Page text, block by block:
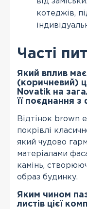
котеджів,
Часті
Який вплив
(коричневий)
Novatik на
її поєднання
Відтінок brown
покрівлі
який чудово
матеріалами
камінь,
образ будинку.
Яким чином
листів цієї